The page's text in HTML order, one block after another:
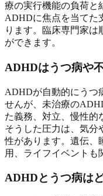
療の実行機能の負荷と
ADHDに焦点を当てた
ります。臨床専門家は
ができます。
ADHDはうつ病や
ADHDが自動的にうつ
せんが、未治療の
た義務、対立、慢性的
そうした圧力は、気分
性があります。遺伝、
用、ライフイベントも
ADHDとうつ病は